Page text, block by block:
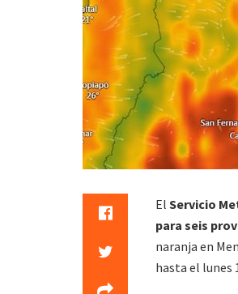
El Servicio
para seis
naranja en
hasta el